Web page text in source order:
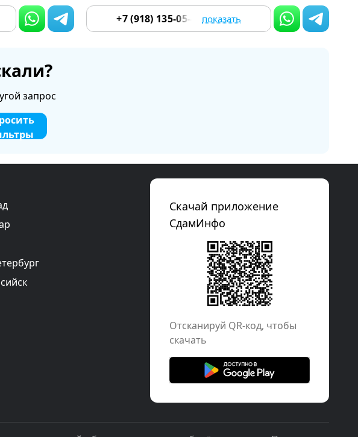
+7 (918) 135-05-47показать
запрос
Скачай приложение
СдамИнфо
Отcканируй QR-код, чтобы
скачать